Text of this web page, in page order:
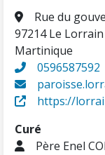
Rue du
97214 Le Lorrain
Martinique
0596587592
https://
Curé
Père Enel